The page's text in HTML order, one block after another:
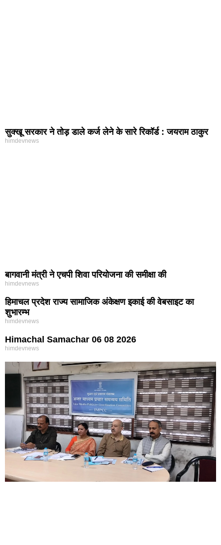
सुक्खू सरकार ने तोड़ डाले कर्ज लेने के सारे रिकॉर्ड : जयराम ठाकुर
himdevnews
बागवानी मंत्री ने एचपी शिवा परियोजना की समीक्षा की
himdevnews
हिमाचल प्रदेश राज्य सामाजिक अंकेक्षण इकाई की वेबसाइट का
शुभारम्भ
himdevnews
Himachal Samachar 06 08 2026
himdevnews